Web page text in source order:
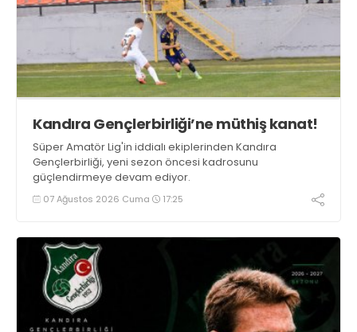
Kandıra Gençlerbirliği’ne müthiş kanat!
Süper Amatör Lig'in iddialı ekiplerinden Kandıra
Gençlerbirliği, yeni sezon öncesi kadrosunu
güçlendirmeye devam ediyor.
07 Ağustos 2026 Cuma 17:25